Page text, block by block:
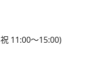
11:00～15:00)